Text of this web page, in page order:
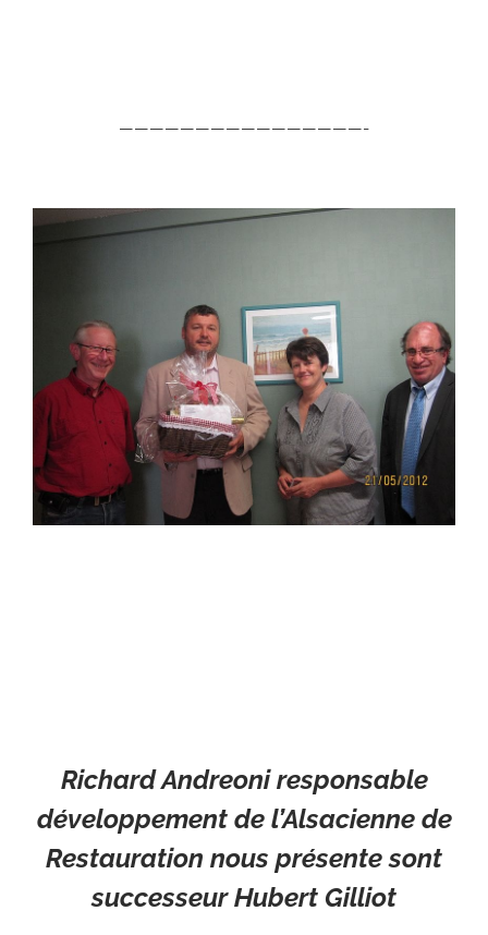
————————————————-
Richard Andreoni responsable
développement de l’Alsacienne de
Restauration nous présente sont
successeur Hubert Gilliot